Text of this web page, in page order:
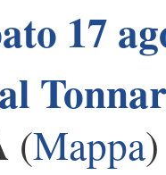
17
(Mappa)